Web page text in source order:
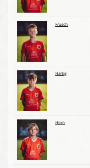
Frosch
Hartig
Horn